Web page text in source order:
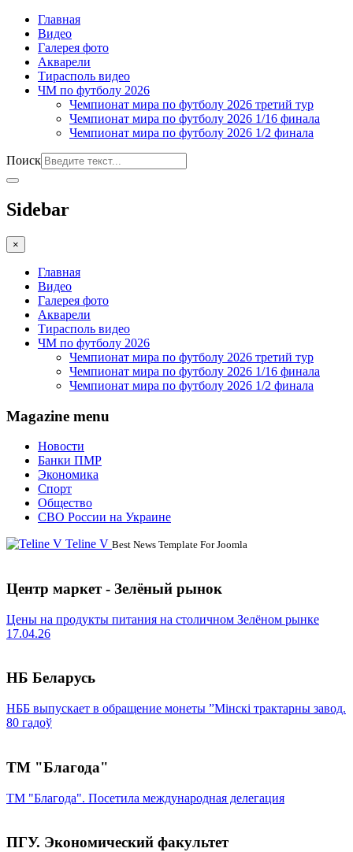
Главная
Видео
Галерея фото
Акварели
Тирасполь видео
ЧМ по футболу 2026
Чемпионат мира по футболу 2026 третий тур
Чемпионат мира по футболу 2026 1/16 финала
Чемпионат мира по футболу 2026 1/2 финала
Поиск
Sidebar
×
Главная
Видео
Галерея фото
Акварели
Тирасполь видео
ЧМ по футболу 2026
Чемпионат мира по футболу 2026 третий тур
Чемпионат мира по футболу 2026 1/16 финала
Чемпионат мира по футболу 2026 1/2 финала
Magazine menu
Новости
Банки ПМР
Экономика
Спорт
Общество
СВО России на Украине
Teline V Best News Template For Joomla
Центр маркет - Зелёный рынок
Цены на продукты питания на столичном Зелёном рынке
17.04.26
НБ Беларусь
НББ выпускает в обращение монеты ”Мінскі трактарны завод.
80 гадоў
ТМ "Благода"
ТМ "Благода". Посетила международная делегация
ПГУ. Экономический факультет